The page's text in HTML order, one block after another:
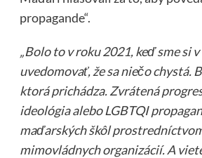
propagande“.
„Bolo to v roku 2021, keď sme si
uvedomovať, že sa niečo chystá.
ktorá prichádza. Zvrátená
ideológia alebo LGBTQI
maďarských škôl
mimovládnych organizácií. A